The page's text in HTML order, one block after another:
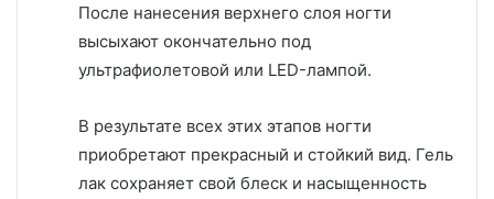
После нанесения верхнего слоя ногти
высыхают окончательно под
ультрафиолетовой или LED-лампой.
В результате всех этих этапов ногти
приобретают прекрасный и стойкий вид. Гель
лак сохраняет свой блеск и насыщенность